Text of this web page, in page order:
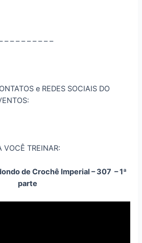
– – – – – – – – –
e REDES SOCIAIS DO
VOCÊ TREINAR:
de Crochê Imperial – 307 – 1ª
parte